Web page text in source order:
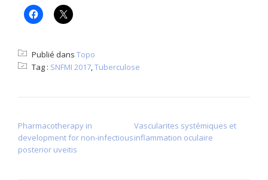
Publié dans Topo
Tag : SNFMI 2017,Tuberculose
Pharmacotherapy in
development for non-infectious
posterior uveitis
Vascularites systémiques et
inflammation oculaire